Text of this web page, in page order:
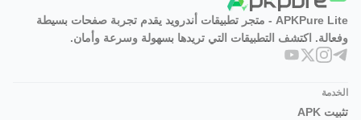
APKPure Lite - متجر تطبيقات أندرويد يقدم تجربة صفحات بسيطة
وفعالة. اكتشف التطبيقات التي تريدها بسهولة وسرعة وأمان.
الخدمة
تثبيت APK